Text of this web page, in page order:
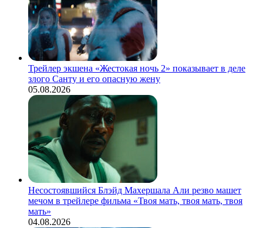
Трейлер экшена «Жестокая ночь 2» показывает в деле
злого Санту и его опасную жену
05.08.2026
Несостоявшийся Блэйд Махершала Али резво машет
мечом в трейлере фильма «Твоя мать, твоя мать, твоя
мать»
04.08.2026